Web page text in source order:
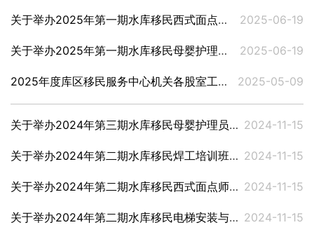
关于举办2025年第一期水库移民西式面点师培训班的通知 2025-06-19
关于举办2025年第一期水库移民母婴护理员培训班的通知 2025-06-19
2025年度库区移民服务中心机关各股室工作职责及干部分工分线的通知 2025-05-09
关于举办2024年第三期水库移民母婴护理员培训班的通知 2024-11-15
关于举办2024年第二期水库移民焊工培训班的通知 2024-11-15
关于举办2024年第二期水库移民西式面点师培训班的通知 2024-11-15
关于举办2024年第二期水库移民电梯安装与维修技能培训班的通知 2024-11-15